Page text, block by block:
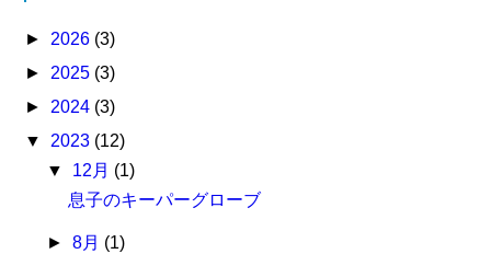
► 2026 (3)
► 2025 (3)
► 2024 (3)
▼ 2023 (12)
▼ 12月 (1)
息子のキーパーグローブ
► 8月 (1)